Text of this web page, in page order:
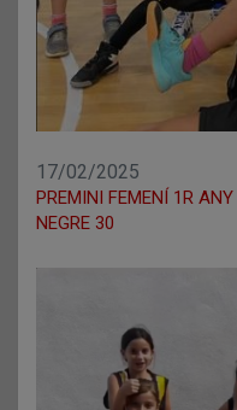
17/02/2025
PREMINI FEMENÍ 1R
NEGRE 30